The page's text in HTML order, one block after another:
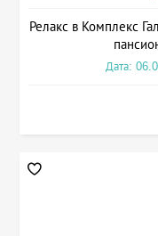
Релакс в Комплекс
Дата: